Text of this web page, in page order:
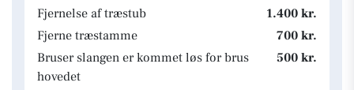
Fjernelse af træstub
1.400 kr.
Fjerne træstamme
700 kr.
Bruser slangen er kommet løs for brus
hovedet
500 kr.